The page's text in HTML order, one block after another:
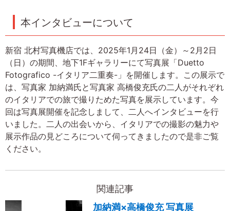
本インタビューについて
新宿 北村写真機店では、2025年1月24日（金）～2月2日
（日）の期間、地下1Fギャラリーにて写真展「Duetto
Fotografico -イタリア二重奏-」を開催します。この展示で
は、写真家 加納満氏と写真家 高橋俊充氏の二人がそれぞれ
のイタリアでの旅で撮りためた写真を展示しています。今
回は写真展開催を記念しまして、二人へインタビューを行
いました。二人の出会いから、イタリアでの撮影の魅力や
展示作品の見どころについて伺ってきましたので是非ご覧
ください。
関連記事
加納満×高橋俊充 写真展